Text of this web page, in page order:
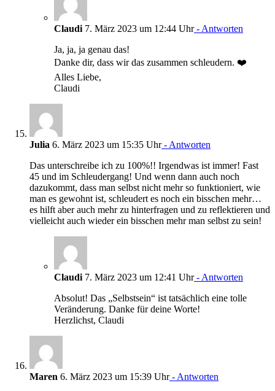
Claudi 7. März 2023 um 12:44 Uhr- Antworten
Ja, ja, ja genau das!
Danke dir, dass wir das zusammen schleudern. ❤️
Alles Liebe,
Claudi
Julia 6. März 2023 um 15:35 Uhr- Antworten
Das unterschreibe ich zu 100%!! Irgendwas ist immer! Fast
45 und im Schleudergang! Und wenn dann auch noch
dazukommt, dass man selbst nicht mehr so funktioniert, wie
man es gewohnt ist, schleudert es noch ein bisschen mehr…
es hilft aber auch mehr zu hinterfragen und zu reflektieren und
vielleicht auch wieder ein bisschen mehr man selbst zu sein!
Claudi 7. März 2023 um 12:41 Uhr- Antworten
Absolut! Das „Selbstsein“ ist tatsächlich eine tolle
Veränderung. Danke für deine Worte!
Herzlichst, Claudi
Maren 6. März 2023 um 15:39 Uhr- Antworten